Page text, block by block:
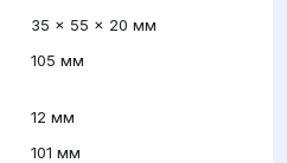
35 x 55 x 20 мм
105 мм
12 мм
101 мм